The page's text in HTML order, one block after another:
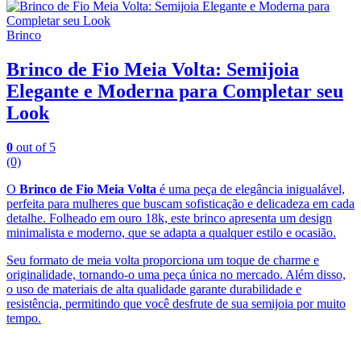
Brinco
Brinco de Fio Meia Volta: Semijoia
Elegante e Moderna para Completar seu
Look
0 out of 5
(0)
O Brinco de Fio Meia Volta é uma peça de elegância inigualável,
perfeita para mulheres que buscam sofisticação e delicadeza em cada
detalhe. Folheado em ouro 18k, este brinco apresenta um design
minimalista e moderno, que se adapta a qualquer estilo e ocasião.
Seu formato de meia volta proporciona um toque de charme e
originalidade, tornando-o uma peça única no mercado. Além disso,
o uso de materiais de alta qualidade garante durabilidade e
resistência, permitindo que você desfrute de sua semijoia por muito
tempo.